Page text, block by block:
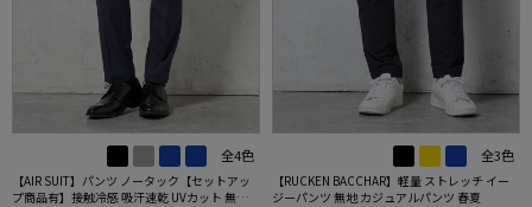
全4色
【AIR SUIT】パンツ ノータック【セットアッ
プ商品有】接触冷感 吸汗速乾 UVカット 無地
全3色
【RUCKEN BACCHAR】軽量 ストレッチ イー
ジーパンツ 無地 カジュアルパンツ 春夏